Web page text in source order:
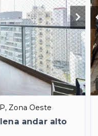
Zona Oeste
andar alto